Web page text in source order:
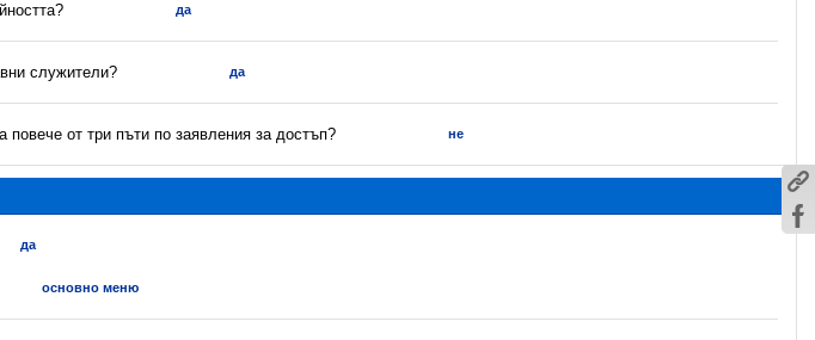
да
служители? да
от три пъти по заявления за достъп? не
да
основно меню